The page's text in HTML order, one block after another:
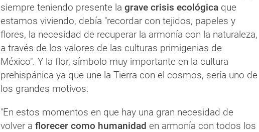
siempre teniendo presente la grave crisis ecológica que
estamos viviendo, debía "recordar con tejidos, papeles y
flores, la necesidad de recuperar la armonía con la naturaleza,
a través de los valores de las culturas primigenias de
México". Y la flor, símbolo muy importante en la cultura
prehispánica ya que une la Tierra con el cosmos, sería uno de
los grandes motivos.
"En estos momentos en que hay una gran necesidad de
volver a florecer como humanidad en armonía con todos los